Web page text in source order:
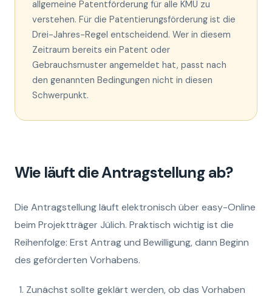
allgemeine Patentförderung für alle KMU zu
verstehen. Für die Patentierungsförderung ist die
Drei-Jahres-Regel entscheidend. Wer in diesem
Zeitraum bereits ein Patent oder
Gebrauchsmuster angemeldet hat, passt nach
den genannten Bedingungen nicht in diesen
Schwerpunkt.
Wie läuft die Antragstellung ab?
Die Antragstellung läuft elektronisch über easy-Online
beim Projektträger Jülich. Praktisch wichtig ist die
Reihenfolge: Erst Antrag und Bewilligung, dann Beginn
des geförderten Vorhabens.
Zunächst sollte geklärt werden, ob das Vorhaben